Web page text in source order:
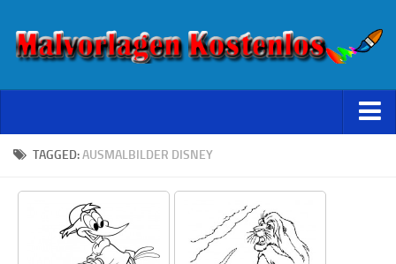
Starseite
TAGGED:AUSMALBILDER DISNEY